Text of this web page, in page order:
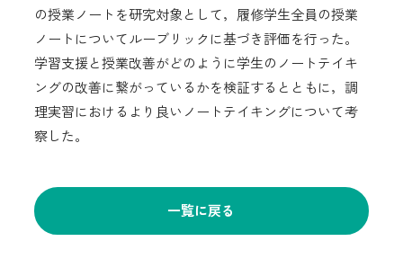
の授業ノートを研究対象として，履修学生全員の授業
ノートについてルーブリックに基づき評価を行った。
学習支援と授業改善がどのように学生のノートテイキ
ングの改善に繋がっているかを検証するとともに，調
理実習におけるより良いノートテイキングについて考
察した。
一覧に戻る